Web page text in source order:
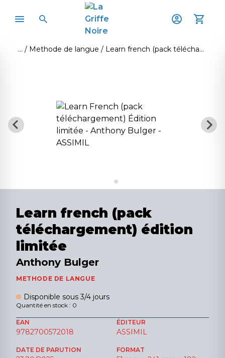
Methode de langue Learn french (pack téléchargement) édition limitée
Learn french (pack
téléchargement) édition
limitée
Anthony Bulger
METHODE DE LANGUE
Disponible sous 3/4 jours
Quantité en stock : 0
EAN
9782700572018
ÉDITEUR
ASSIMIL
DATE DE PARUTION FORMAT